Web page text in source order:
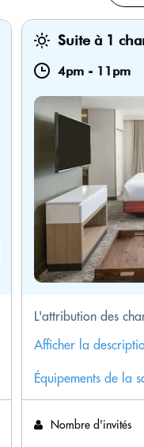
Suite à 1
4pm - 11pm
L'attribution des
Afficher la
Équipements de la
Nombre d'invités